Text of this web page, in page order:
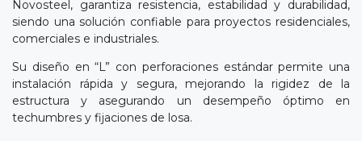
Novosteel, garantiza resistencia, estabilidad y durabilidad,
siendo una solución confiable para proyectos residenciales,
comerciales e industriales.
Su diseño en “L” con perforaciones estándar permite una
instalación rápida y segura, mejorando la rigidez de la
estructura y asegurando un desempeño óptimo en
techumbres y fijaciones de losa.